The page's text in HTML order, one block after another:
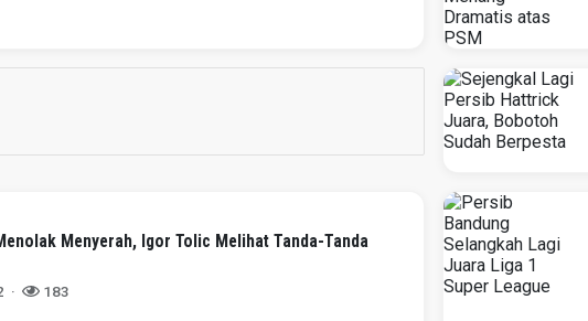
Menyerah, Igor Tolic Melihat Tanda-Tanda
· 183